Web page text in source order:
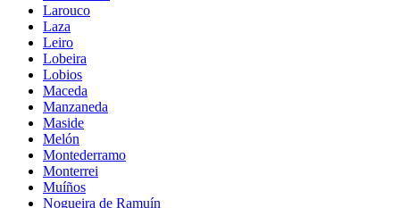
Larouco
Laza
Leiro
Lobeira
Lobios
Maceda
Manzaneda
Maside
Melón
Montederramo
Monterrei
Muíños
Nogueira de Ramuín